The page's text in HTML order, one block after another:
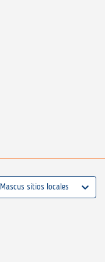
Mascus sitios locales